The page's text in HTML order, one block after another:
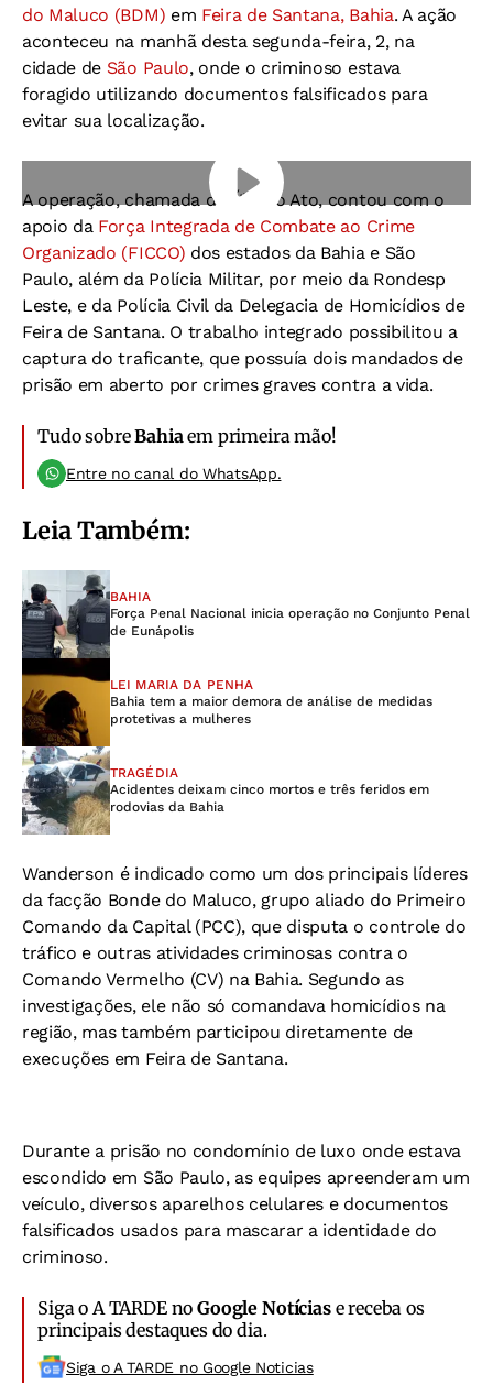
do Maluco (BDM) em Feira de Santana, Bahia. A ação
aconteceu na manhã desta segunda-feira, 2, na
cidade de São Paulo, onde o criminoso estava
foragido utilizando documentos falsificados para
evitar sua localização.
A operação, chamada de Último Ato, contou com o
apoio da Força Integrada de Combate ao Crime
Organizado (FICCO) dos estados da Bahia e São
Paulo, além da Polícia Militar, por meio da Rondesp
Leste, e da Polícia Civil da Delegacia de Homicídios de
Feira de Santana. O trabalho integrado possibilitou a
captura do traficante, que possuía dois mandados de
prisão em aberto por crimes graves contra a vida.
Tudo sobreBahia em primeira mão!
Entre no canal do WhatsApp.
Leia Também:
BAHIA
Força Penal Nacional inicia operação no Conjunto Penal
de Eunápolis
LEI MARIA DA PENHA
Bahia tem a maior demora de análise de medidas
protetivas a mulheres
TRAGÉDIA
Acidentes deixam cinco mortos e três feridos em
rodovias da Bahia
Wanderson é indicado como um dos principais líderes
da facção Bonde do Maluco, grupo aliado do Primeiro
Comando da Capital (PCC), que disputa o controle do
tráfico e outras atividades criminosas contra o
Comando Vermelho (CV) na Bahia. Segundo as
investigações, ele não só comandava homicídios na
região, mas também participou diretamente de
execuções em Feira de Santana.
Durante a prisão no condomínio de luxo onde estava
escondido em São Paulo, as equipes apreenderam um
veículo, diversos aparelhos celulares e documentos
falsificados usados para mascarar a identidade do
criminoso.
Siga o A TARDE noGoogle Notíciase receba os
principais destaques do dia.
Siga o A TARDE no Google Noticias